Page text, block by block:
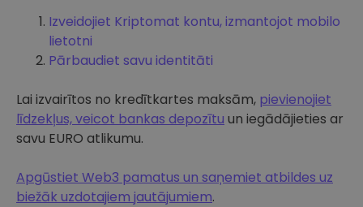
Izveidojiet Kriptomat kontu, izmantojot mobilo
lietotni
Pārbaudiet savu identitāti
Lai izvairītos no kredītkartes maksām, pievienojiet
līdzekļus, veicot bankas depozītu un iegādājieties ar
savu EURO atlikumu.
Apgūstiet Web3 pamatus un saņemiet atbildes uz
biežāk uzdotajiem jautājumiem.